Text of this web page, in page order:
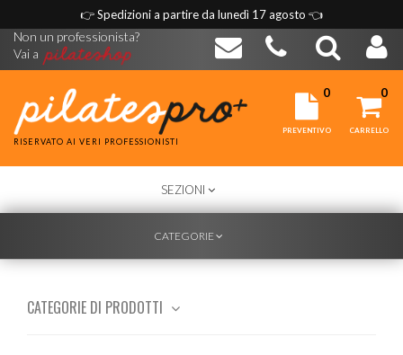
👉Spedizioni a partire da lunedì 17 agosto 👈
Non un professionista?
Vai a
RISERVATO AI VERI PROFESSIONISTI
0
PREVENTIVO
0
CARRELLO
TOGGLE
NAVIGATION
SEZIONI
TOGGLE
CATEGORIE
CATEGORIE DI PRODOTTI